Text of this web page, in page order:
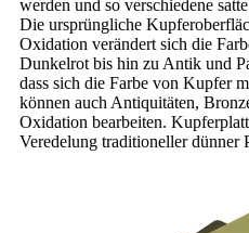
werden und so verschiedene
Die ursprüngliche
Oxidation verändert sich die
Dunkelrot bis hin zu Antik und
dass sich die Farbe von Kupfer
können auch Antiquitäten,
Oxidation bearbeiten.
Veredelung traditioneller dünner